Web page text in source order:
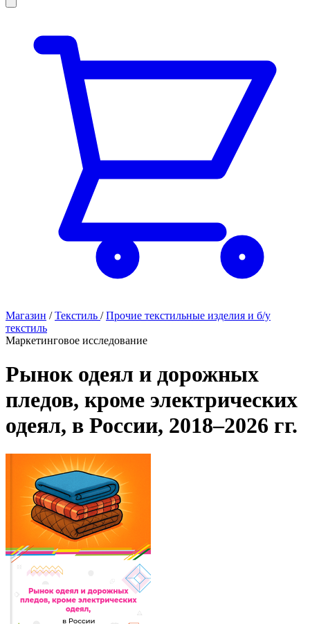
Магазин / Текстиль / Прочие текстильные изделия и б/у
текстиль
Маркетинговое исследование
Рынок одеял и дорожных
пледов, кроме электрических
одеял, в России, 2018–2026 гг.